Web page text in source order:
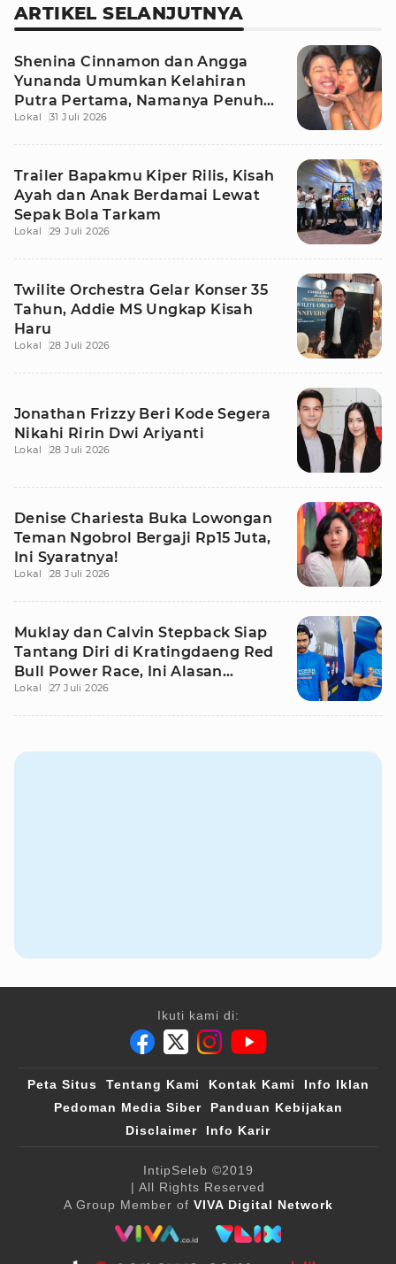
ARTIKEL SELANJUTNYA
Shenina Cinnamon dan Angga
Yunanda Umumkan Kelahiran
Putra Pertama, Namanya Penuh
Makna
Lokal 31 Juli 2026
Trailer Bapakmu Kiper Rilis, Kisah
Ayah dan Anak Berdamai Lewat
Sepak Bola Tarkam
Lokal 29 Juli 2026
Twilite Orchestra Gelar Konser 35
Tahun, Addie MS Ungkap Kisah
Haru
Lokal 28 Juli 2026
Jonathan Frizzy Beri Kode Segera
Nikahi Ririn Dwi Ariyanti
Lokal 28 Juli 2026
Denise Chariesta Buka Lowongan
Teman Ngobrol Bergaji Rp15 Juta,
Ini Syaratnya!
Lokal 28 Juli 2026
Muklay dan Calvin Stepback Siap
Tantang Diri di Kratingdaeng Red
Bull Power Race, Ini Alasan
Mereka!
Lokal 27 Juli 2026
Ikuti kami di:
Peta Situs Tentang Kami Kontak Kami
Info Iklan
Pedoman Media Siber
Panduan Kebijakan
Disclaimer
Info Karir
IntipSeleb ©2019
| All Rights Reserved
A Group Member of VIVA Digital Network